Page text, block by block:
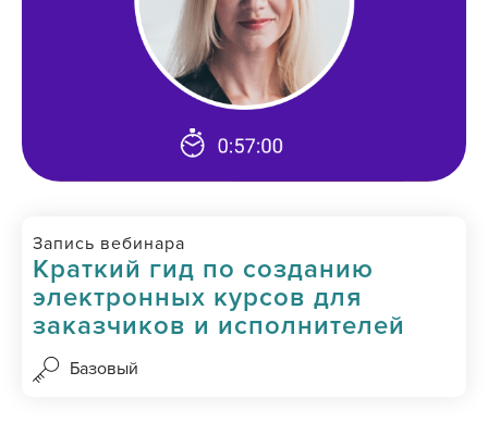
Запись вебинара
Краткий гид по созданию
электронных курсов для
заказчиков и исполнителей
Базовый